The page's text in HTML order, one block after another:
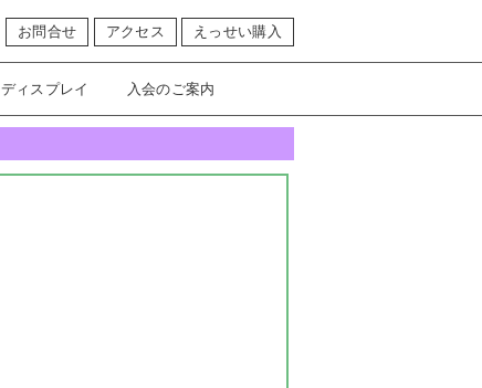
お問合せ アクセス えっせい購入
ィスプレイ 入会のご案内